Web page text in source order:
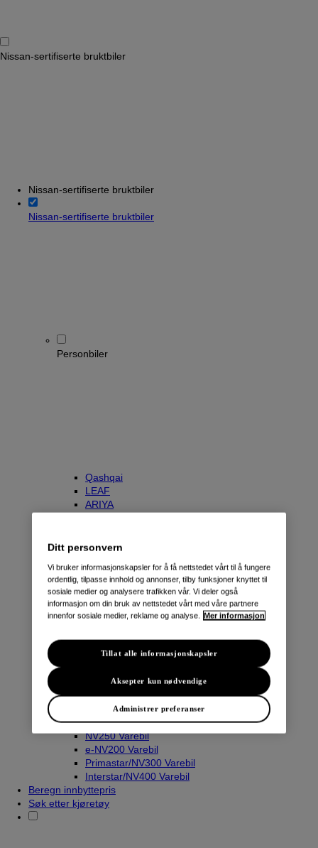
Nissan-sertifiserte bruktbiler
Nissan-sertifiserte bruktbiler
Nissan-sertifiserte bruktbiler
Personbiler
Qashqai
LEAF
ARIYA
e-NV200 Evalia
Navara
Townstar Varebil
Townstar El-Varebil
NV250 Varebil
e-NV200 Varebil
Primastar/NV300 Varebil
Interstar/NV400 Varebil
Beregn innbyttepris
Søk etter kjøretøy
Ditt personvern
Vi bruker informasjonskapsler for å få nettstedet vårt til å fungere
ordentlig, tilpasse innhold og annonser, tilby funksjoner knyttet til
sosiale medier og analysere trafikken vår. Vi deler også
informasjon om din bruk av nettstedet vårt med våre partnere
innenfor sosiale medier, reklame og analyse. Mer informasjon
Administrer preferanser
Aksepter kun nødvendige
Tillat alle informasjonskapsler